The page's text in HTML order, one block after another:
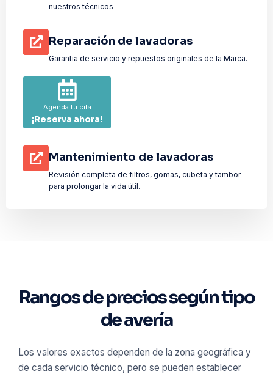
nuestros técnicos
Reparación de lavadoras
Garantia de servicio y repuestos originales de la Marca.
Agenda tu cita
¡Reserva ahora!
Mantenimiento de lavadoras
Revisión completa de filtros, gomas, cubeta y tambor
para prolongar la vida útil.
Rangos de precios según tipo
de avería
Los valores exactos dependen de la zona geográfica y
de cada servicio técnico, pero se pueden establecer